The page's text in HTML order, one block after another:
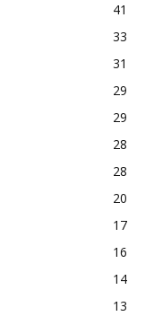
41
33
31
29
29
28
28
20
17
16
14
13